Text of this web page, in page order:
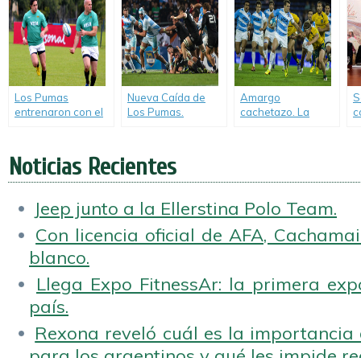
Rugby
Championship.
Zelanda.
Los Pumas
entrenaron con el
Nueva Caída de
Los Pumas.
Amargo
cachetazo. La
Noticias Recientes
Jeep junto a la Ellerstina Polo Team.
Con licencia oficial de AFA,
blanco.
Llega Expo FitnessAr: la primera
país.
Rexona reveló cuál es la